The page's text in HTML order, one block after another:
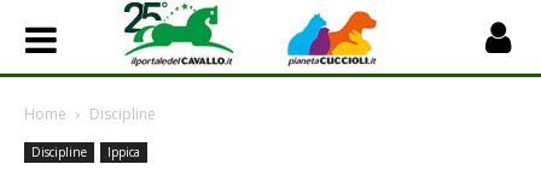
Home Discipline
Discipline Ippica